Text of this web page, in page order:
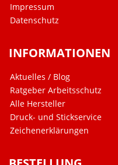
Impressum
Datenschutz
INFORMATIONEN
Aktuelles / Blog
Ratgeber Arbeitsschutz
Alle Hersteller
Druck- und Stickservice
Zeichenerklärungen